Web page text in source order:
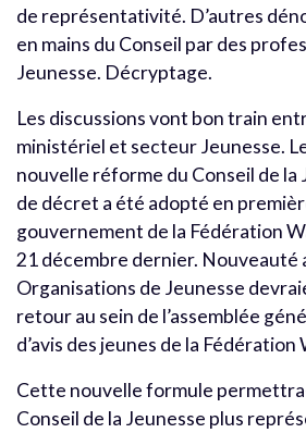
de représentativité. D’autres
en mains du Conseil par des
Jeunesse. Décryptage.
Les discussions vont bon train
ministériel et secteur Jeunesse.
nouvelle réforme du Conseil de la
de décret a été adopté en
gouvernement de la Fédération
21 décembre dernier. Nouveauté
Organisations de Jeunesse
retour au sein de l’assemblée
d’avis des jeunes de la
Cette nouvelle formule
Conseil de la Jeunesse plus